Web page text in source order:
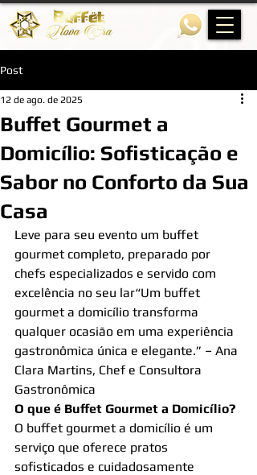
Post
Buffet Gourmet a
Domicílio: Sofisticação e
Sabor no Conforto da Sua
Casa
12 de ago. de 2025
Leve para seu evento um buffet
gourmet completo, preparado por
chefs especializados e servido com
excelência no seu lar“Um buffet
gourmet a domicílio transforma
qualquer ocasião em uma experiência
gastronômica única e elegante.” – Ana
Clara Martins, Chef e Consultora
Gastronômica
O que é Buffet Gourmet a Domicílio?
O buffet gourmet a domicílio é um
serviço que oferece pratos
sofisticados e cuidadosamente